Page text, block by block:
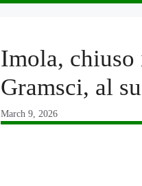
Imola,
Gramsci, al
March 9, 2026